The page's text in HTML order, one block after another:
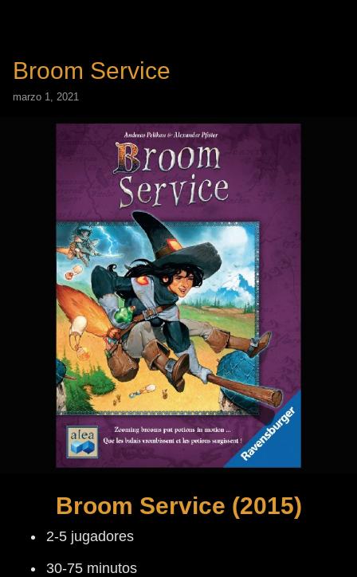
Broom Service
marzo 1, 2021
Broom Service (2015)
2-5 jugadores
30-75 minutos